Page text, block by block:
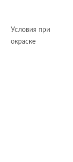
Условия при
окраске